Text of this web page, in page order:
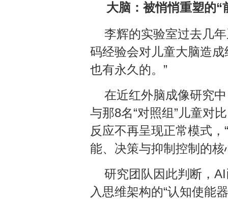
大脑：被悄悄重塑的“
李辉的实验室过去几
码经验会对儿童大脑造成
也有永久的。”
在近红外脑成像研究
与那8名“对照组”儿童对
反应不再呈现正常模式
能、决策与抑制控制的核
研究团队因此判断，
入思维架构的“认知使能